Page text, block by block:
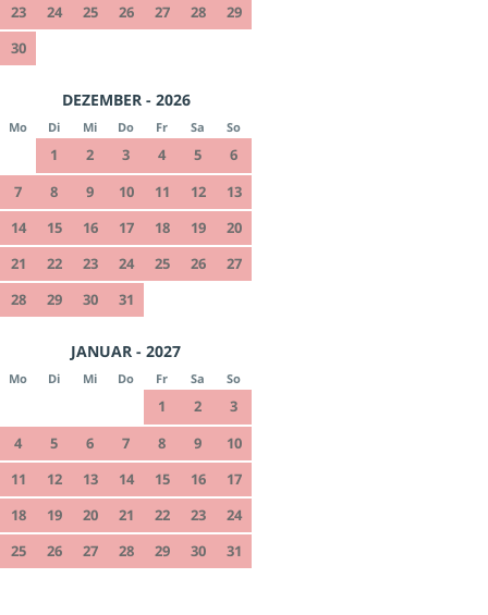
23
24 25 26 27 28
29
30
DEZEMBER - 2026
Mo Di Mi Do Fr Sa So
1 2 3 4 5
6
7
8 9 10 11 12
13
14
15 16 17 18 19
20
21
22 23 24 25 26
27
28
29 30 31
JANUAR - 2027
Mo Di Mi Do Fr Sa So
1 2
3
4
5 6 7 8 9
10
11
12 13 14 15 16
17
18
19 20 21 22 23
24
25
26 27 28 29 30 31